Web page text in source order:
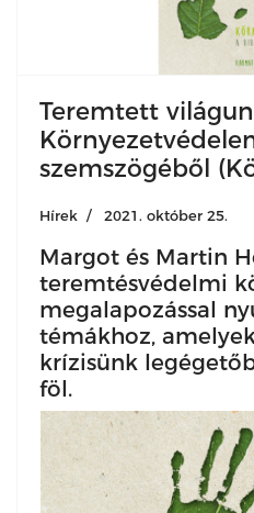
Teremtett
szemszögéből
Hírek 2021. október 25.
Margot és Martin
teremtésvédelmi
megalapozással
témákhoz,
krízisünk
föl.